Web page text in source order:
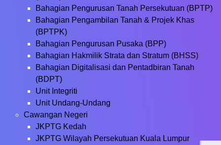
Bahagian Pengurusan Tanah Persekutuan (BPTP)
Bahagian Pengambilan Tanah & Projek Khas
(BPTPK)
Bahagian Pengurusan Pusaka (BPP)
Bahagian Hakmilik Strata dan Stratum (BHSS)
Bahagian Digitalisasi dan Pentadbiran Tanah
(BDPT)
Unit Integriti
Unit Undang-Undang
Cawangan Negeri
JKPTG Kedah
JKPTG Wilayah Persekutuan Kuala Lumpur